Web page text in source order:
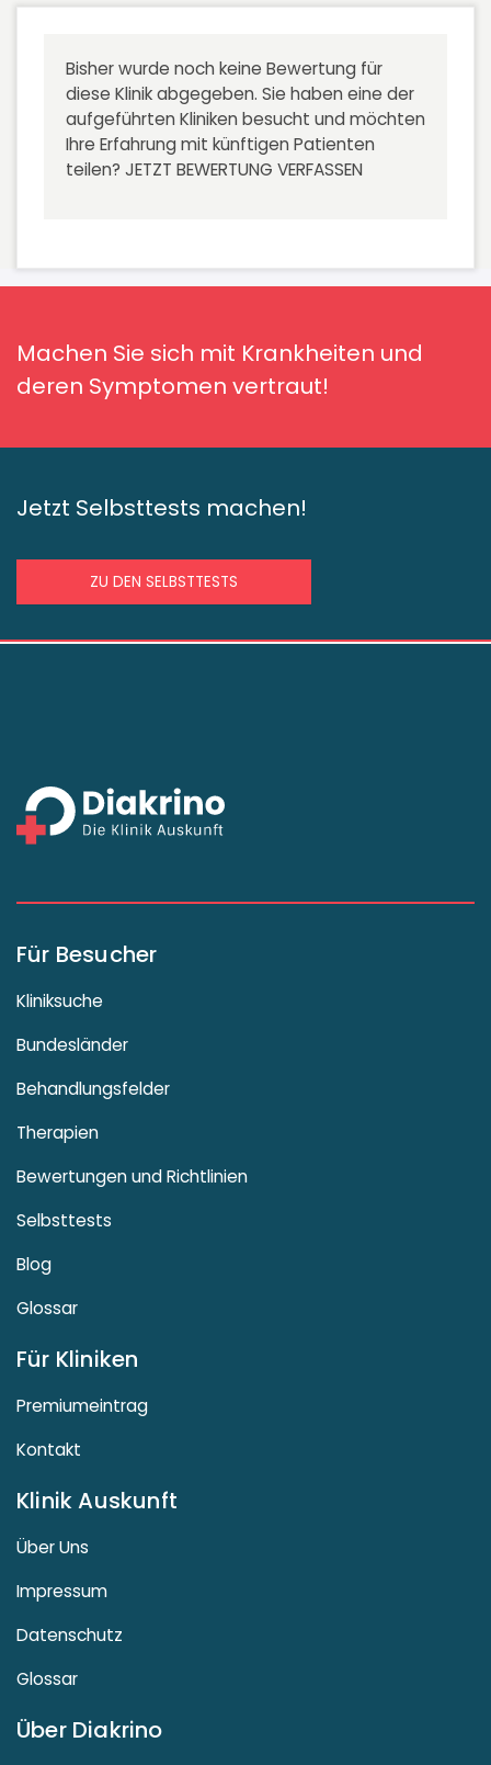
Bisher wurde noch keine Bewertung für
diese Klinik abgegeben. Sie haben eine der
aufgeführten Kliniken besucht und möchten
Ihre Erfahrung mit künftigen Patienten
teilen? JETZT BEWERTUNG VERFASSEN
Machen Sie sich mit Krankheiten und
deren Symptomen vertraut!
Jetzt Selbsttests machen!
ZU DEN SELBSTTESTS
Für Besucher
Kliniksuche
Bundesländer
Behandlungsfelder
Therapien
Bewertungen und Richtlinien
Selbsttests
Blog
Glossar
Für Kliniken
Premiumeintrag
Kontakt
Klinik Auskunft
Über Uns
Impressum
Datenschutz
Glossar
Über Diakrino